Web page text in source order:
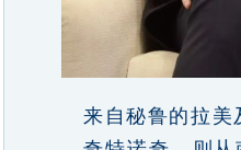
来自秘鲁的拉美